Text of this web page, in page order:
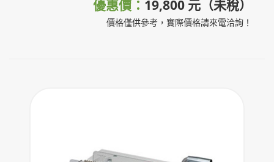
優惠價： 19,800 元（未稅）
價格僅供參考，實際價格請來電洽詢！